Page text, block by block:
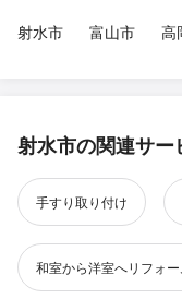
射水市
富山市 高
射水市の関連サー
手すり取り付け
和室から洋室へリフォー